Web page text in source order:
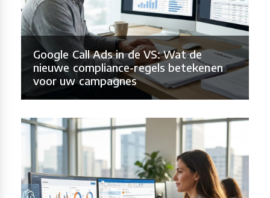
Google Call Ads in de VS: Wat de
nieuwe compliance-regels betekenen
voor uw campagnes